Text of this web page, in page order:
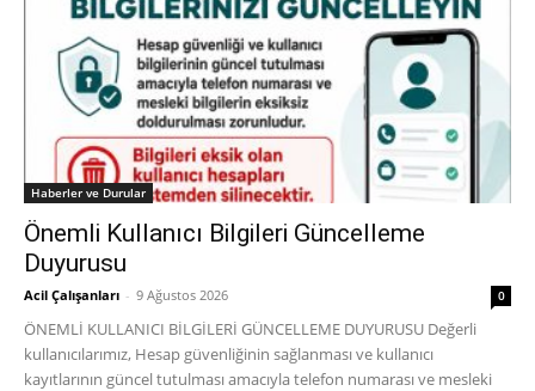
Haberler ve Durular
Önemli Kullanıcı Bilgileri Güncelleme
Duyurusu
Acil Çalışanları - 9 Ağustos 2026 0
ÖNEMLİ KULLANICI BİLGİLERİ GÜNCELLEME DUYURUSU Değerli
kullanıcılarımız, Hesap güvenliğinin sağlanması ve kullanıcı
kayıtlarının güncel tutulması amacıyla telefon numarası ve mesleki